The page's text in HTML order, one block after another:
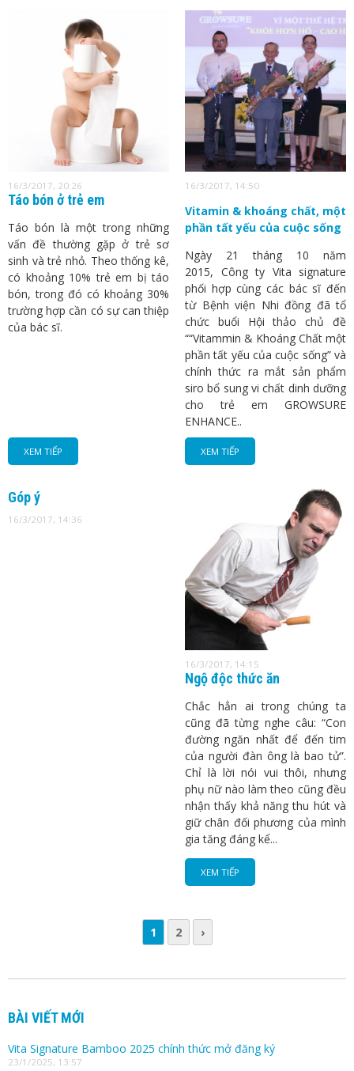
16/3/2017, 20:26
Táo bón ở trẻ em
Táo bón là một trong những
vấn đề thường gặp ở trẻ sơ
sinh và trẻ nhỏ. Theo thống kê,
có khoảng 10% trẻ em bị táo
bón, trong đó có khoảng 30%
trường hợp cần có sự can thiệp
của bác sĩ.
XEM TIẾP
16/3/2017, 14:50
Vitamin & khoáng chất, một
phần tất yếu của cuộc sống
Ngày 21 tháng 10 năm
2015, Công ty Vita signature
phối hợp cùng các bác sĩ đến
từ Bệnh viện Nhi đồng đã tổ
chức buổi Hội thảo chủ đề
““Vitammin & Khoáng Chất một
phần tất yếu của cuộc sống” và
chính thức ra mắt sản phẩm
siro bổ sung vi chất dinh dưỡng
cho trẻ em GROWSURE
ENHANCE..
XEM TIẾP
Góp ý
16/3/2017, 14:36
16/3/2017, 14:15
Ngộ độc thức ăn
Chắc hẳn ai trong chúng ta
cũng đã từng nghe câu: “Con
đường ngăn nhất để đến tim
của người đàn ông là bao tử”.
Chỉ là lời nói vui thôi, nhưng
phụ nữ nào làm theo cũng đều
nhận thấy khả năng thu hút và
giữ chân đối phương của mình
gia tăng đáng kể...
XEM TIẾP
1 2 ›
BÀI VIẾT MỚI
Vita Signature Bamboo 2025 chính thức mở đăng ký
23/1/2025, 13:57